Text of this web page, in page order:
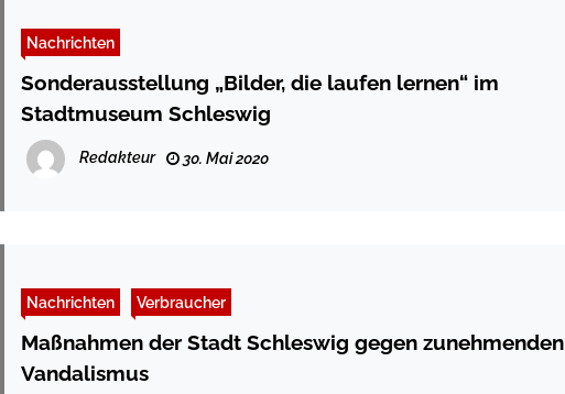
Nachrichten
Sonderausstellung „Bilder, die laufen lernen“ im
Stadtmuseum Schleswig
Redakteur 30. Mai 2020
Nachrichten Verbraucher
Maßnahmen der Stadt Schleswig gegen zunehmenden
Vandalismus